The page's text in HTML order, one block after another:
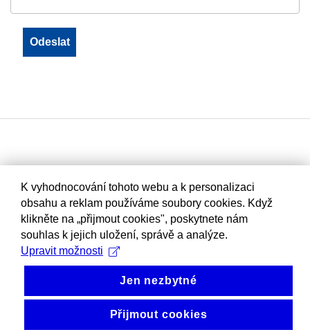
K vyhodnocování tohoto webu a k personalizaci
obsahu a reklam používáme soubory cookies. Když
klikněte na „přijmout cookies", poskytnete nám
souhlas k jejich uložení, správě a analýze.
Upravit možnosti
Jen nezbytné
Přijmout cookies